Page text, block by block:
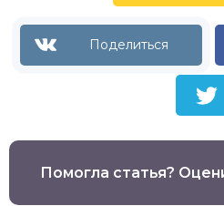
Помогла статья?